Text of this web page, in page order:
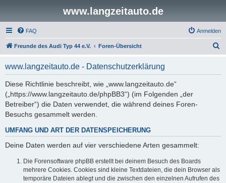
www.langzeitauto.de
FAQ Anmelden
Freunde des Audi Typ 44 e.V. Foren-Übersicht
www.langzeitauto.de - Datenschutzerklärung
Diese Richtlinie beschreibt, wie „www.langzeitauto.de“
(„https://www.langzeitauto.de/phpBB3“) (im Folgenden „der
Betreiber“) die Daten verwendet, die während deines Foren-
Besuchs gesammelt werden.
UMFANG UND ART DER DATENSPEICHERUNG
Deine Daten werden auf vier verschiedene Arten gesammelt:
Die Forensoftware phpBB erstellt bei deinem Besuch des Boards
mehrere Cookies. Cookies sind kleine Textdateien, die dein Browser als
temporäre Dateien ablegt und die zwischen den einzelnen Aufrufen des